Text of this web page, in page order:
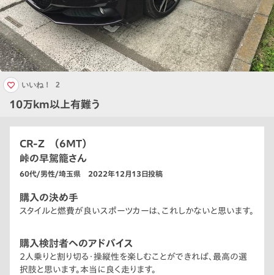
10万km以上有難う
いいね！ 2
CR-Z （6MT）
峠の早駕籠さん
60代/男性/埼玉県 2022年12月13日投稿
購入の決め手
スタイルと燃費が良いスポーツカーは、これしかないと思います。
購入検討者へのアドバイス
2人乗りと割り切る・操縦性を楽しむことができれば、最高の選
択肢と思います。本当に良く走ります。